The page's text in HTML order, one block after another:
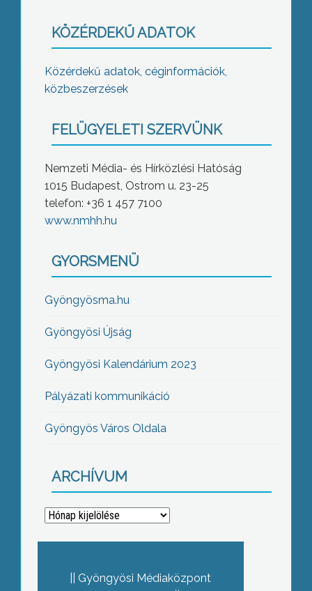
KÖZÉRDEKŰ ADATOK
Közérdekű adatok, céginformációk,
közbeszerzések
FELÜGYELETI SZERVÜNK
Nemzeti Média- és Hírközlési Hatóság
1015 Budapest, Ostrom u. 23-25
telefon: +36 1 457 7100
www.nmhh.hu
GYORSMENÜ
Gyöngyösma.hu
Gyöngyösi Újság
Gyöngyösi Kalendárium 2023
Pályázati kommunikáció
Gyöngyös Város Oldala
ARCHÍVUM
Archívum
Gyöngyösi Médiaközpont